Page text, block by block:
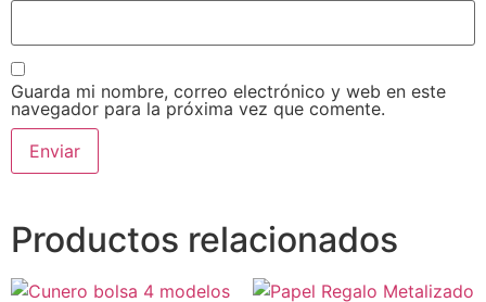
Guarda mi nombre, correo electrónico y web en este
navegador para la próxima vez que comente.
Productos relacionados